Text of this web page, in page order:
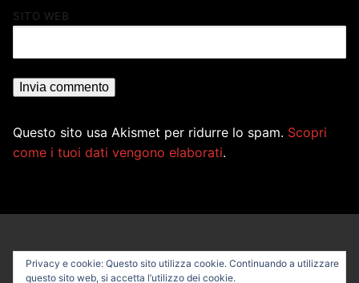
SITO WEB
Questo sito usa Akismet per ridurre lo spam. Scopri
come i tuoi dati vengono elaborati.
Privacy e cookie: Questo sito utilizza cookie. Continuando a utilizzare
questo sito web, si accetta l’utilizzo dei cookie.